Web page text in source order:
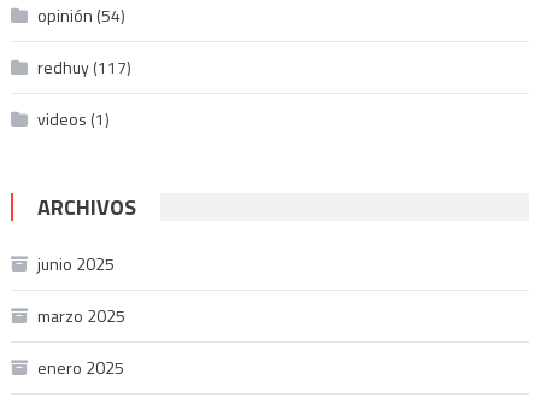
opinión (54)
redhuy(117)
videos (1)
ARCHIVOS
junio 2025
marzo 2025
enero 2025